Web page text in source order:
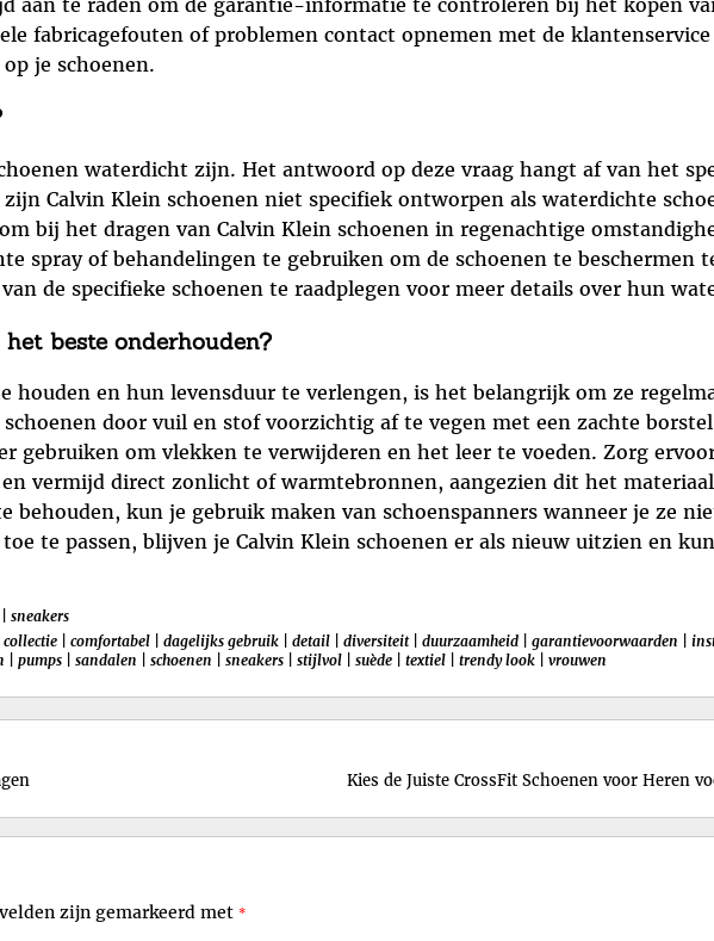
aan te raden om de garantie-informatie te controleren bij het kopen
fabricagefouten of problemen contact opnemen met de
je schoenen.
waterdicht zijn. Het antwoord op deze vraag hangt af van het
Calvin Klein schoenen niet specifiek ontworpen als waterdichte
bij het dragen van Calvin Klein schoenen in regenachtige
spray of behandelingen te gebruiken om de schoenen te beschermen
de specifieke schoenen te raadplegen voor meer details over hun
beste onderhouden?
houden en hun levensduur te verlengen, is het belangrijk om ze
door vuil en stof voorzichtig af te vegen met een zachte
gebruiken om vlekken te verwijderen en het leer te voeden. Zorg
vermijd direct zonlicht of warmtebronnen, aangezien dit het
behouden, kun je gebruik maken van schoenspanners wanneer je ze
te passen, blijven je Calvin Klein schoenen er als nieuw uitzien en
sneakers
collectie comfortabel dagelijks gebruik detail diversiteit| duurzaamheid garantievoorwaarden
pumps sandalen schoenen sneakers stijlvol suède textiel trendy look vrouwen
Kies de Juiste CrossFit Schoenen voor Heren
zijn gemarkeerd met *